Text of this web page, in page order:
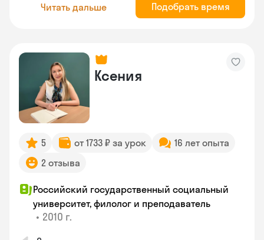
Читать дальше Подобрать время
Ксения
5 от 1733 ₽ за урок
16 лет опыта
2 отзыва
Российский государственный социальный
университет, филолог и преподаватель
• 2010 г.